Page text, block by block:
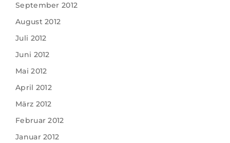
September 2012
August 2012
Juli 2012
Juni 2012
Mai 2012
April 2012
März 2012
Februar 2012
Januar 2012